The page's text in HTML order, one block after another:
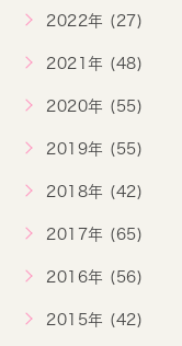
2022年 (27)
2021年 (48)
2020年 (55)
2019年 (55)
2018年 (42)
2017年 (65)
2016年 (56)
2015年 (42)